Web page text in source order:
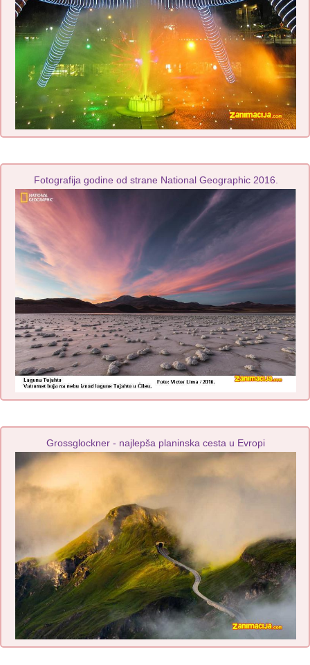
Fotografija godine od strane National Geographic 2016.
Grossglockner - najlepša planinska cesta u Evropi